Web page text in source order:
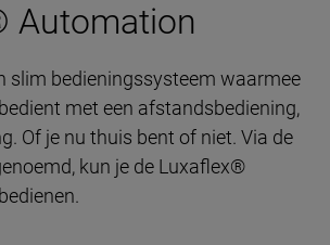
Automation
bedieningssysteem waarmee
met een afstandsbediening,
Of je nu thuis bent of niet. Via de
kun je de Luxaflex®